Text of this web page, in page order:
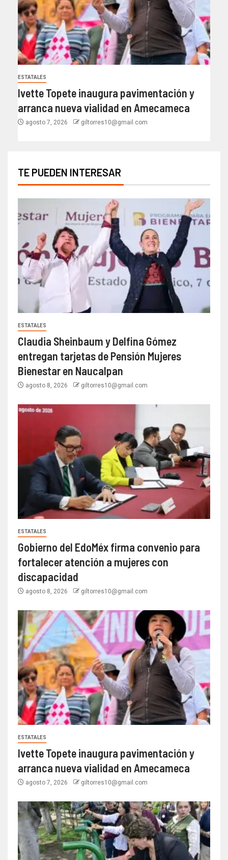
ESTATALES
Ivette Topete inaugura pavimentación y
arranca nueva vialidad en Amecameca
agosto 7, 2026 giltorres10@gmail.com
TE PUEDEN INTERESAR
ESTATALES
Claudia Sheinbaum y Delfina Gómez
entregan tarjetas de Pensión Mujeres
Bienestar en Naucalpan
agosto 8, 2026 giltorres10@gmail.com
ESTATALES
Gobierno del EdoMéx firma convenio para
fortalecer atención a mujeres con
discapacidad
agosto 8, 2026 giltorres10@gmail.com
ESTATALES
Ivette Topete inaugura pavimentación y
arranca nueva vialidad en Amecameca
agosto 7, 2026 giltorres10@gmail.com